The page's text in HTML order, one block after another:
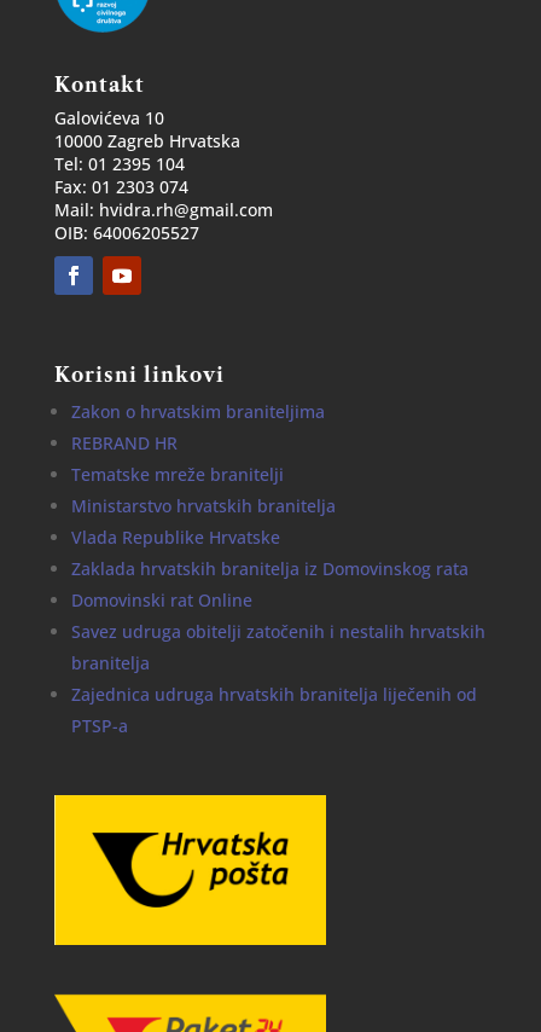
Kontakt
Galovićeva 10
10000 Zagreb Hrvatska
Tel: 01 2395 104
Fax: 01 2303 074
Mail: hvidra.rh@gmail.com
OIB: 64006205527
Korisni linkovi
Zakon o hrvatskim braniteljima
REBRAND HR
Tematske mreže branitelji
Ministarstvo hrvatskih branitelja
Vlada Republike Hrvatske
Zaklada hrvatskih branitelja iz Domovinskog rata
Domovinski rat Online
Savez udruga obitelji zatočenih i nestalih hrvatskih
branitelja
Zajednica udruga hrvatskih branitelja liječenih od
PTSP-a